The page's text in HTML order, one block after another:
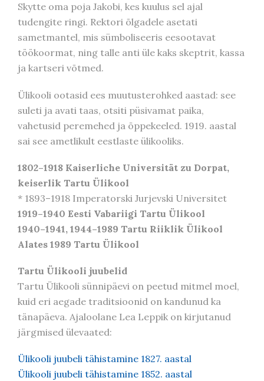
Skytte oma poja Jakobi, kes kuulus sel ajal
tudengite ringi. Rektori õlgadele asetati
sametmantel, mis sümboliseeris eesootavat
töökoormat, ning talle anti üle kaks skeptrit, kassa
ja kartseri võtmed.
Ülikooli ootasid ees muutusterohked aastad: see
suleti ja avati taas, otsiti püsivamat paika,
vahetusid peremehed ja õppekeeled. 1919. aastal
sai see ametlikult eestlaste ülikooliks.
1802–1918 Kaiserliche Universität zu Dorpat,
keiserlik Tartu Ülikool
* 1893–1918 Imperatorski Jurjevski Universitet
1919–1940 Eesti Vabariigi Tartu Ülikool
1940–1941, 1944–1989 Tartu Riiklik Ülikool
Alates 1989 Tartu Ülikool
Tartu Ülikooli juubelid
Tartu Ülikooli sünnipäevi on peetud mitmel moel,
kuid eri aegade traditsioonid on kandunud ka
tänapäeva. Ajaloolane Lea Leppik on kirjutanud
järgmised ülevaated:
Ülikooli juubeli tähistamine 1827. aastal
Ülikooli juubeli tähistamine 1852. aastal